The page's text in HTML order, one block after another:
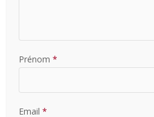
Prénom *
Email *